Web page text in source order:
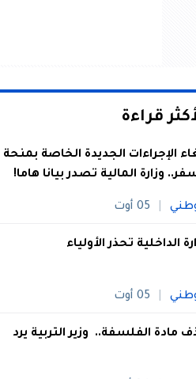
قراءة
الإجراءات الجديدة الخاصة بمنحة
وزارة المالية تصدر بيانا هاما!
05 أوت
الداخلية تحذر الأولياء
05 أوت
مادة الفلسفة.. وزير التربية يرد